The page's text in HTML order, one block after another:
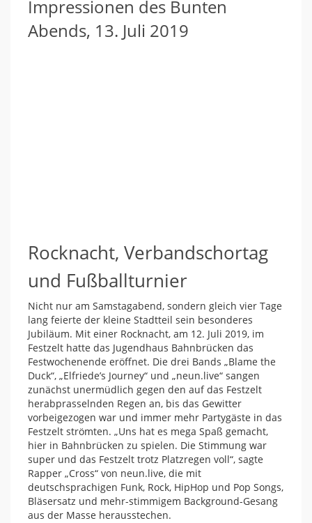
Impressionen des Bunten
Abends, 13. Juli 2019
Rocknacht, Verbandschortag
und Fußballturnier
Nicht nur am Samstagabend, sondern gleich vier Tage
lang feierte der kleine Stadtteil sein besonderes
Jubiläum. Mit einer Rocknacht, am 12. Juli 2019, im
Festzelt hatte das Jugendhaus Bahnbrücken das
Festwochenende eröffnet. Die drei Bands „Blame the
Duck“, „Elfriede’s Journey“ und „neun.live“ sangen
zunächst unermüdlich gegen den auf das Festzelt
herabprasselnden Regen an, bis das Gewitter
vorbeigezogen war und immer mehr Partygäste in das
Festzelt strömten. „Uns hat es mega Spaß gemacht,
hier in Bahnbrücken zu spielen. Die Stimmung war
super und das Festzelt trotz Platzregen voll“, sagte
Rapper „Cross“ von neun.live, die mit
deutschsprachigen Funk, Rock, HipHop und Pop Songs,
Bläsersatz und mehr-stimmigem Background-Gesang
aus der Masse herausstechen.